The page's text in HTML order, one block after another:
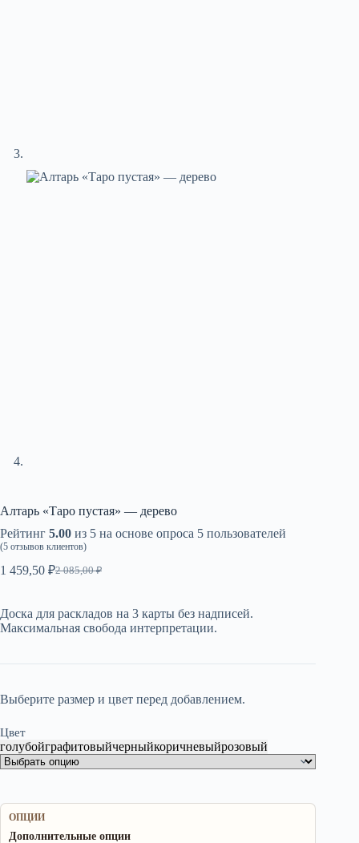
Алтарь «Таро пустая» — дерево
Рейтинг 5.00 из 5 на основе опроса 5 пользователей
(5 отзывов клиентов)
2 085,00₽
Первоначальная
2
085,00 ₽.
1 459,50 ₽
Текущая
459,50 ₽.
Доска для раскладов на 3 карты без надписей.
Максимальная свобода интерпретации.
Выберите размер и цвет перед добавлением.
Цвет
голубойграфитовыйчерныйкоричневыйрозовый
ОПЦИИ
Дополнительные опции